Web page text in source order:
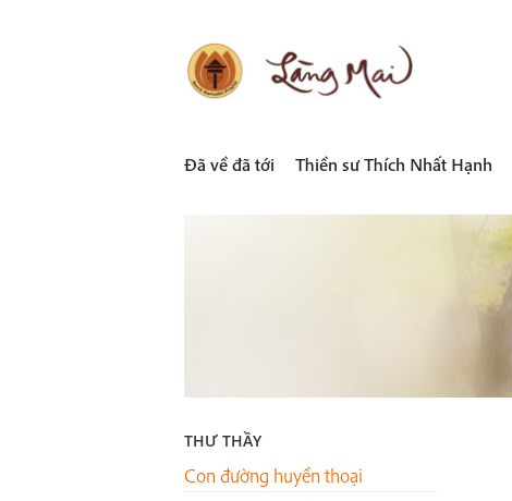
LÀNG MAI
Đã về đã tới Thiền sư Thích Nhất Hạnh
THƯ THẦY
Con đường huyền thoại